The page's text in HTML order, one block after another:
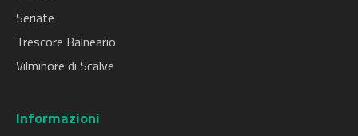
Seriate
Trescore Balneario
Vilminore di Scalve
Informazioni